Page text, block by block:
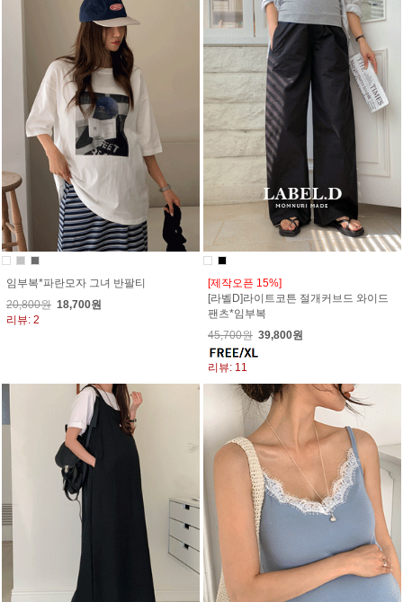
임부복*파란모자 그녀 반팔티
20,800원 18,700원
리뷰: 2
[제작오픈 15%]
[라벨D]라이트코튼 절개커브드 와이드
팬츠*임부복
45,700원 39,800원
리뷰: 11